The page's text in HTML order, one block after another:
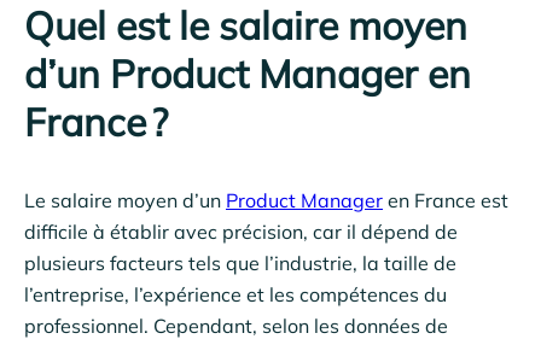
Quel est le salaire moyen
d’un Product Manager en
France ?
Le salaire moyen d’un Product Manager en France est
difficile à établir avec précision, car il dépend de
plusieurs facteurs tels que l’industrie, la taille de
l’entreprise, l’expérience et les compétences du
professionnel. Cependant, selon les données de